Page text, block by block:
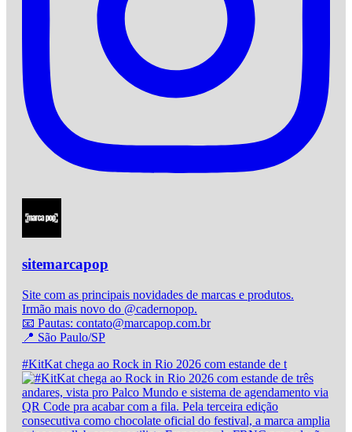
sitemarcapop
Site com as principais novidades de marcas e produtos.
Irmão mais novo do @cadernopop.
📧 Pautas: contato@marcapop.com.br
📍 São Paulo/SP
#KitKat chega ao Rock in Rio 2026 com estande de t